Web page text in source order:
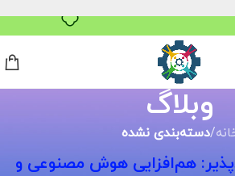
وبلاگ
/دسته‌بندی نشده
هم‌افزایی هوش مصنوعی و